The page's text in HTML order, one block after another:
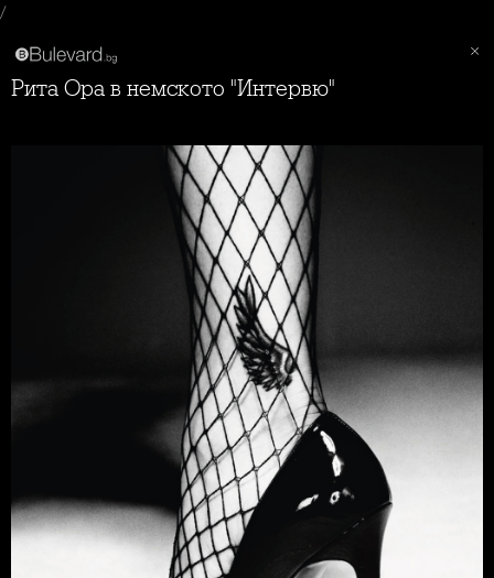
/
Рита Ора в немското "Интервю"